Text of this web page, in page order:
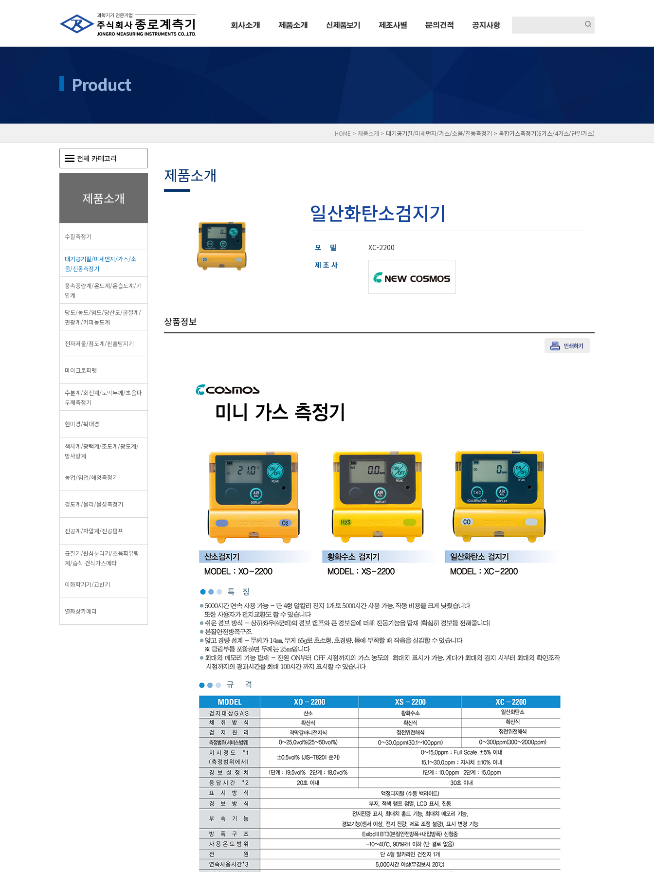
Product
HOME > 제품소개 > 대기공기질/미세먼지/가스/소음/진동측정기 > 복합가스측정기(6가스/4가스/단일가스)
전체 카테고리
제품소개
수질측정기
대기공기질/미세먼지/가스/소
음/진동측정기
풍속풍량계/온도계/온습도계/기
압계
당도/농도/염도/당산도/굴절계/
편광계/커피농도계
전자저울/점도계/핀홀탐지기
마이크로피펫
수분계/회전계/도막두께/초음파
두께측정기
현미경/확대경
색차계/광택계/조도계/광도계/
방사랑계
농업/임업/해양측정기
경도계/물리/물성측정기
진공계/차압계/진공펌프
균질기/원심분리기/초음파유량
계/습식·건식가스메타
이화학기기/교반기
열화상카메라
제품소개
일산화탄소검지기
모 델
XC-2200
제 조 사
상품정보